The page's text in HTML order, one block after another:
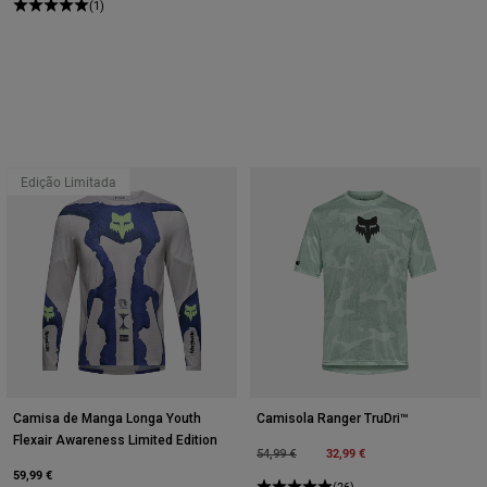
(1)
Edição Limitada
Camisa de Manga Longa Youth
Flexair Awareness Limited Edition
59,99 €
Camisola Ranger TruDri™
Price reduced from
54,99 €to 32,99 €